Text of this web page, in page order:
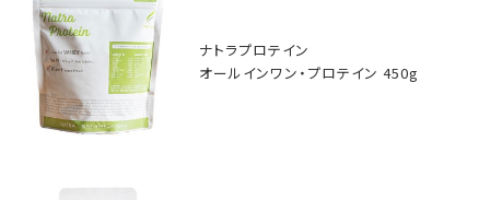
ナトラプロテイン
オールインワン・プロテイン 450g